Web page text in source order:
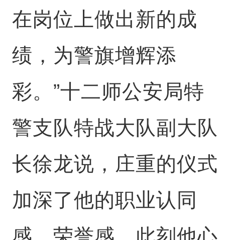
在岗位上做出新的成
绩，为警旗增辉添
彩。”十二师公安局特
警支队特战大队副大队
长徐龙说，庄重的仪式
加深了他的职业认同